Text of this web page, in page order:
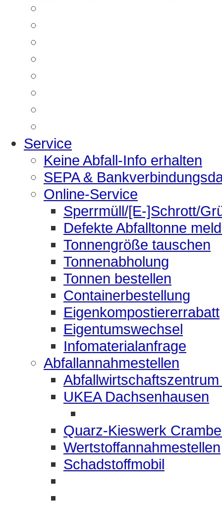
Service
Keine Abfall-Info erhalten
SEPA &
Online-Service
Sperrmüll/[E-]Schrott/
Defekte Abfalltonne
Tonnengröße tauschen
Tonnenabholung
Tonnen bestellen
Containerbestellung
Eigenkompostiererrabatt
Eigentumswechsel
Infomaterialanfrage
Abfallannahmestellen
UKEA Dachsenhausen
Quarz-Kieswerk
Wertstoffannahmestellen
Schadstoffmobil